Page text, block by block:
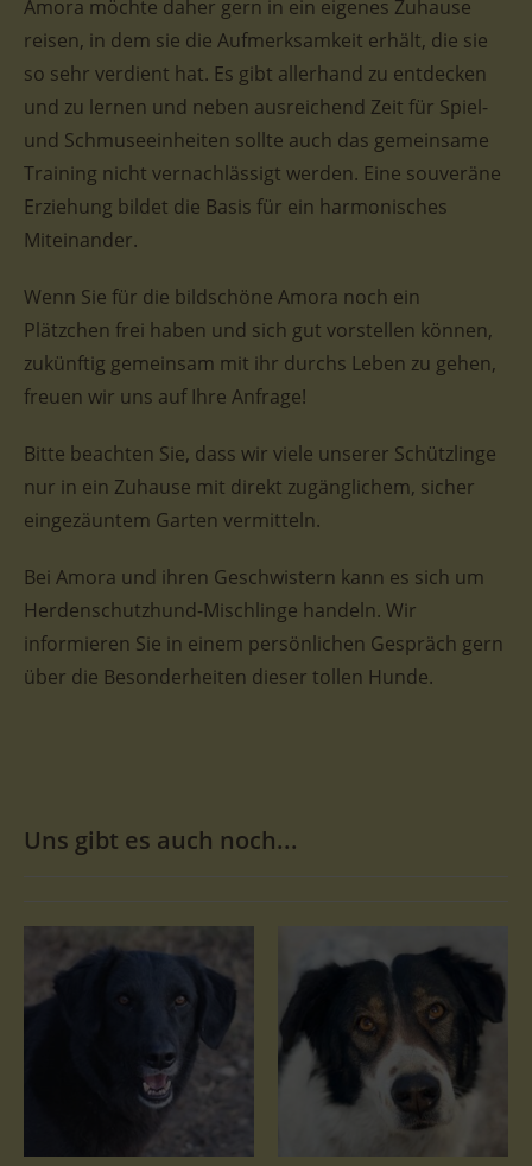
Amora möchte daher gern in ein eigenes Zuhause
reisen, in dem sie die Aufmerksamkeit erhält, die sie
so sehr verdient hat. Es gibt allerhand zu entdecken
und zu lernen und neben ausreichend Zeit für Spiel-
und Schmuseeinheiten sollte auch das gemeinsame
Training nicht vernachlässigt werden. Eine souveräne
Erziehung bildet die Basis für ein harmonisches
Miteinander.
Wenn Sie für die bildschöne Amora noch ein
Plätzchen frei haben und sich gut vorstellen können,
zukünftig gemeinsam mit ihr durchs Leben zu gehen,
freuen wir uns auf Ihre Anfrage!
Bitte beachten Sie, dass wir viele unserer Schützlinge
nur in ein Zuhause mit direkt zugänglichem, sicher
eingezäuntem Garten vermitteln.
Bei Amora und ihren Geschwistern kann es sich um
Herdenschutzhund-Mischlinge handeln. Wir
informieren Sie in einem persönlichen Gespräch gern
über die Besonderheiten dieser tollen Hunde.
Uns gibt es auch noch...